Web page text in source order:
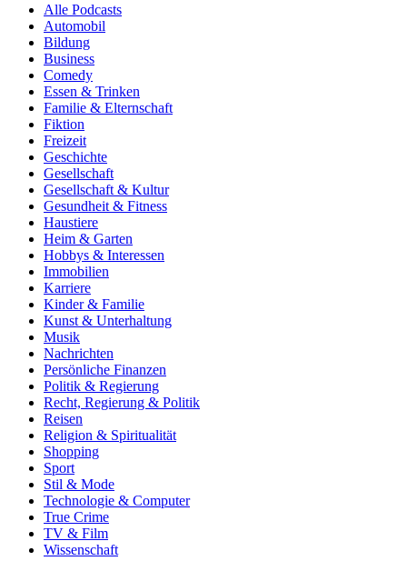
Alle Podcasts
Automobil
Bildung
Business
Comedy
Essen & Trinken
Familie & Elternschaft
Fiktion
Freizeit
Geschichte
Gesellschaft
Gesellschaft & Kultur
Gesundheit & Fitness
Haustiere
Heim & Garten
Hobbys & Interessen
Immobilien
Karriere
Kinder & Familie
Kunst & Unterhaltung
Musik
Nachrichten
Persönliche Finanzen
Politik & Regierung
Recht, Regierung & Politik
Reisen
Religion & Spiritualität
Shopping
Sport
Stil & Mode
Technologie & Computer
True Crime
TV & Film
Wissenschaft